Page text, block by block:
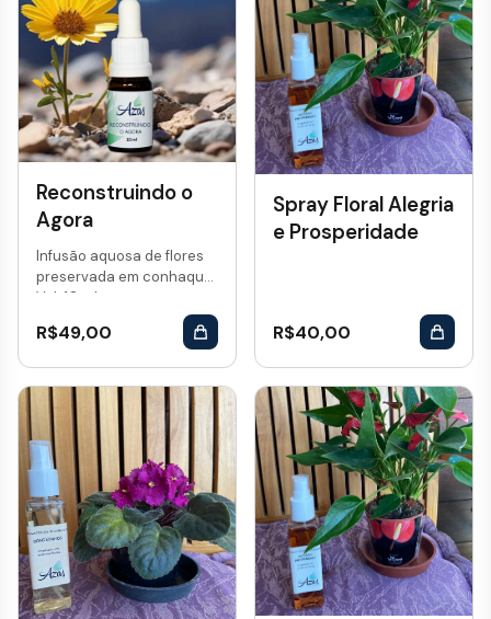
Reconstruindo o
Agora
Infusão aquosa de flores
preservada em conhaque.
Vol: 10 mL...
R$49,00
Spray Floral Alegria
e Prosperidade
R$40,00